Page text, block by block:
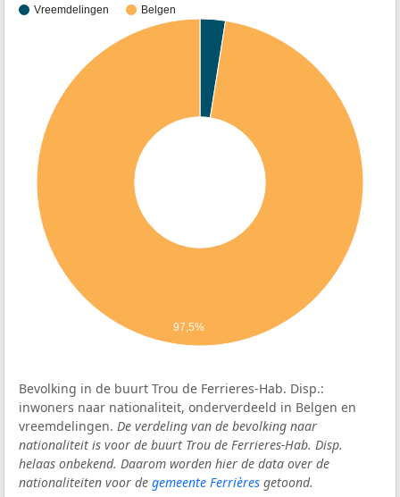
Vreemdelingen Belgen
97,5%
Bevolking in de buurt Trou de Ferrieres-Hab. Disp.:
inwoners naar nationaliteit, onderverdeeld in Belgen en
vreemdelingen. De verdeling van de bevolking naar
nationaliteit is voor de buurt Trou de Ferrieres-Hab. Disp.
helaas onbekend. Daarom worden hier de data over de
nationaliteiten voor de gemeente Ferrières getoond.